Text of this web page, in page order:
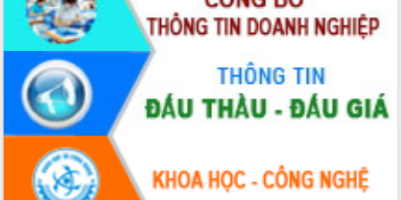
Thủ tướng Chính phủ Phạm Minh Chính
kiểm tra, chỉ đạo hoàn thành các dự
án cao tốc và thăm khu tái định cư tại
Đắk Lắk
Sôi nổi Hội đua ngựa truyền thống Gò
Thì Thùng mừng Xuân Bính Ngọ 2026
Lãnh đạo tỉnh dâng hương tưởng niệm
tại Đập Đồng Cam đầu Xuân Bính Ngọ
Ngành nông nghiệp phấn đấu tăng
trưởng đạt 5,86% trong năm 2026